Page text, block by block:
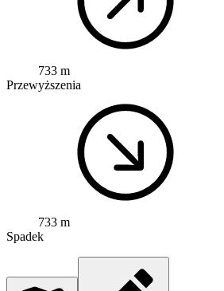
733 m
Przewyższenia
733 m
Spadek